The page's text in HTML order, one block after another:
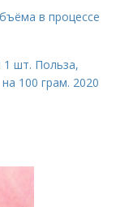
в процессе
1 шт. Польза,
100 грам. 2020